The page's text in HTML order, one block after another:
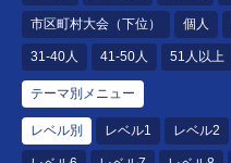
市区町村大会（下位） 個人
31-40人 41-50人 51人以上
テーマ別メニュー
レベル別 レベル1 レベル2